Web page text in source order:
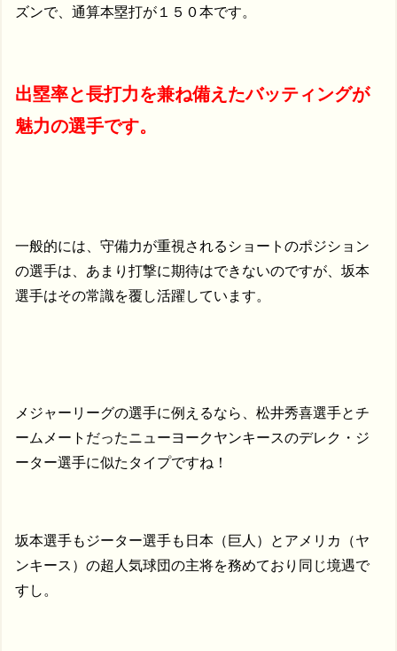
ズンで、通算本塁打が１５０本です。
出塁率と長打力を兼ね備えたバッティングが
魅力の選手です。
一般的には、守備力が重視されるショートのポジション
の選手は、あまり打撃に期待はできないのですが、坂本
選手はその常識を覆し活躍しています。
メジャーリーグの選手に例えるなら、松井秀喜選手とチ
ームメートだったニューヨークヤンキースのデレク・ジ
ーター選手に似たタイプですね！
坂本選手もジーター選手も日本（巨人）とアメリカ（ヤ
ンキース）の超人気球団の主将を務めており同じ境遇で
すし。